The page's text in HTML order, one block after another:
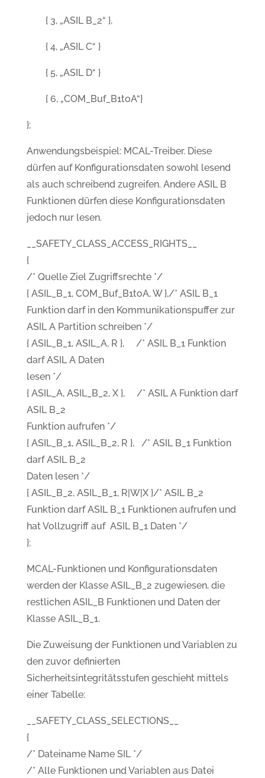
{ 3, „ASIL B_2“ },
{ 4, „ASIL C“ }
{ 5, „ASIL D“ }
{ 6, „COM_Buf_B1toA“}
};
Anwendungsbeispiel: MCAL-Treiber. Diese
dürfen auf Konfigurationsdaten sowohl lesend
als auch schreibend zugreifen. Andere ASIL B
Funktionen dürfen diese Konfigurationsdaten
jedoch nur lesen.
__SAFETY_CLASS_ACCESS_RIGHTS__
{
/* Quelle Ziel Zugriffsrechte */
{ ASIL_B_1, COM_Buf_B1toA, W },/* ASIL B_1
Funktion darf in den Kommunikationspuffer zur
ASIL A Partition schreiben */
{ ASIL_B_1, ASIL_A, R }, /* ASIL B_1 Funktion
darf ASIL A Daten
lesen */
{ ASIL_A, ASIL_B_2, X }, /* ASIL A Funktion darf
ASIL B_2
Funktion aufrufen */
{ ASIL_B_1, ASIL_B_2, R }, /* ASIL B_1 Funktion
darf ASIL B_2
Daten lesen */
{ ASIL_B_2, ASIL_B_1, R|W|X }/* ASIL B_2
Funktion darf ASIL B_1 Funktionen aufrufen und
hat Vollzugriff auf ASIL B_1 Daten */
};
MCAL-Funktionen und Konfigurationsdaten
werden der Klasse ASIL_B_2 zugewiesen, die
restlichen ASIL_B Funktionen und Daten der
Klasse ASIL_B_1.
Die Zuweisung der Funktionen und Variablen zu
den zuvor definierten
Sicherheitsintegritätsstufen geschieht mittels
einer Tabelle:
__SAFETY_CLASS_SELECTIONS__
{
/* Dateiname Name SIL */
/* Alle Funktionen und Variablen aus Datei